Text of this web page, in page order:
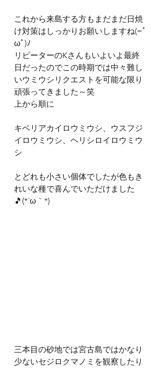
これから来島する方もまだまだ日焼
け対策はしっかりお願いしますね(=ﾟ
ωﾟ)ﾉ
リピーターのKさんもいよいよ最終
日だったのでこの時期では中々難し
いウミウシリクエストを可能な限り
頑張ってきました～笑
上から順に
キベリアカイロウミウシ、ウスフジ
イロウミウシ、ヘリシロイロウミウ
シ
とどれも小さい個体でしたが色もき
れいな種で喜んでいただけました
🎵(*´ω｀*)
三本目の砂地では宮古島ではかなり
少ないセジロクマノミを観察したり